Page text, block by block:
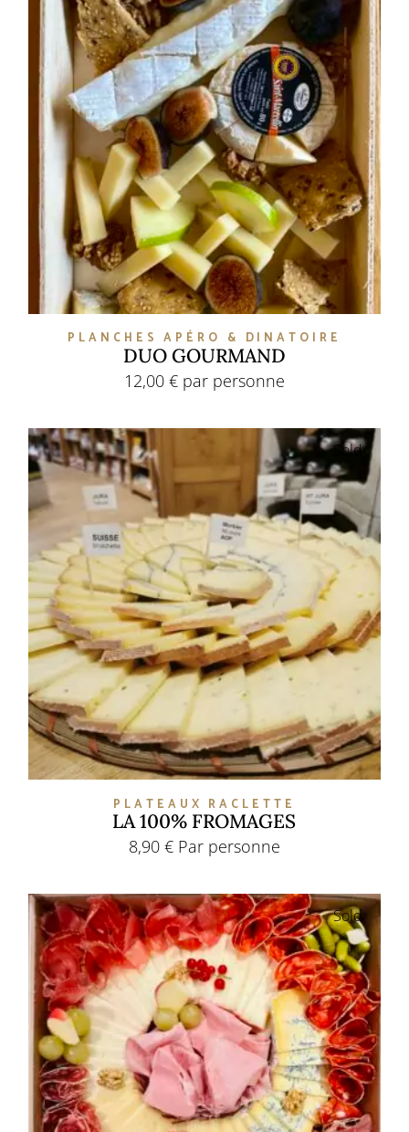
PLANCHES APÉRO & DINATOIRE
DUO GOURMAND
12,00 €par personne
Sold
PLATEAUX RACLETTE
LA 100% FROMAGES
8,90 €Par personne
Sold